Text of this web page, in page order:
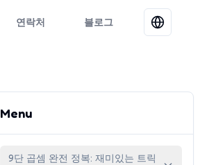
연락처 블로그
Menu
9단 곱셈 완전 정복: 재미있는 트릭